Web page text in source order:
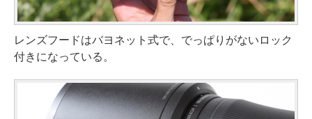
レンズフードはバヨネット式で、でっぱりがないロック
付きになっている。